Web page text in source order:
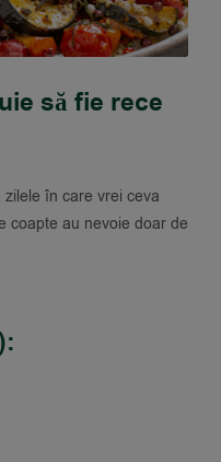
să fie rece
zilele în care vrei ceva
coapte au nevoie doar de